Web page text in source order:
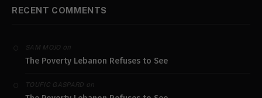
RECENT COMMENTS
SAM MOJO on
The Poverty Lebanon Refuses to See
TOUFIC GASPARD on